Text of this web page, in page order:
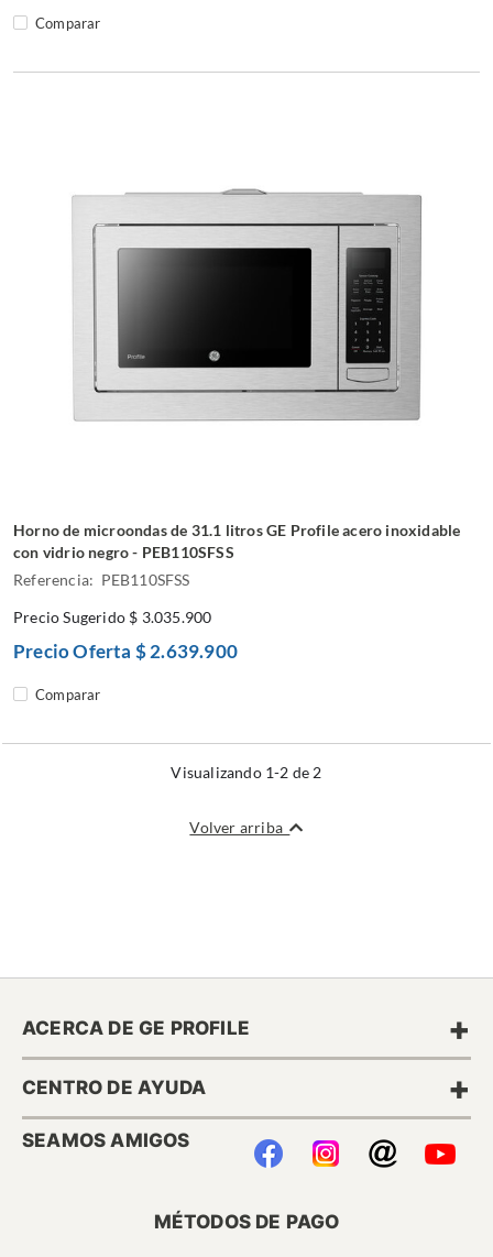
Comparar
Horno de microondas de 31.1 litros GE Profile acero inoxidable
con vidrio negro - PEB110SFSS
Referencia: PEB110SFSS
Precio Sugerido $ 3.035.900
Precio Oferta $ 2.639.900
Comparar
Visualizando 1-2 de 2
Volver arriba
ACERCA DE GE PROFILE +
CENTRO DE AYUDA +
SEAMOS AMIGOS
MÉTODOS DE PAGO